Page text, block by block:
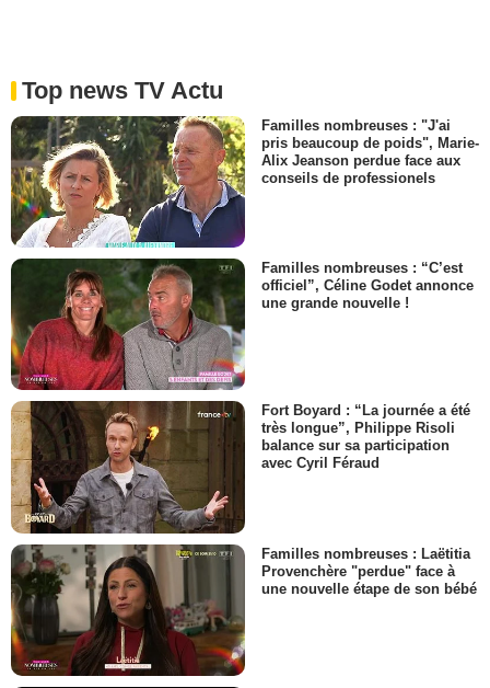
Top news TV Actu
Familles nombreuses : "J'ai
pris beaucoup de poids", Marie-
Alix Jeanson perdue face aux
conseils de professionels
Familles nombreuses : “C’est
officiel”, Céline Godet annonce
une grande nouvelle !
Fort Boyard : “La journée a été
très longue”, Philippe Risoli
balance sur sa participation
avec Cyril Féraud
Familles nombreuses : Laëtitia
Provenchère "perdue" face à
une nouvelle étape de son bébé